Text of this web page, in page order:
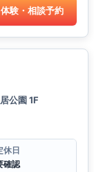
体験・相談予約
公園 1F
休日
確認